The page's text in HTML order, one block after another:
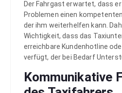
Der Fahrgast erwartet, dass
Problemen einen
der ihm weiterhelfen kann.
Wichtigkeit, dass das
erreichbare Kundenhotline
verfügt, der bei Bedarf
Kommunikative